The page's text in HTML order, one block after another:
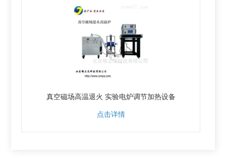
真空磁场高温退火 实验电炉调节加热设备
点击详情